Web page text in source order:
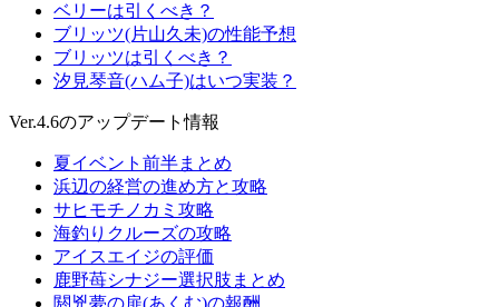
ベリーは引くべき？
ブリッツ(片山久未)の性能予想
ブリッツは引くべき？
汐見琴音(ハム子)はいつ実装？
Ver.4.6のアップデート情報
夏イベント前半まとめ
浜辺の経営の進め方と攻略
サヒモチノカミ攻略
海釣りクルーズの攻略
アイスエイジの評価
鹿野苺シナジー選択肢まとめ
閼兇夢の扉(あくむ)の報酬